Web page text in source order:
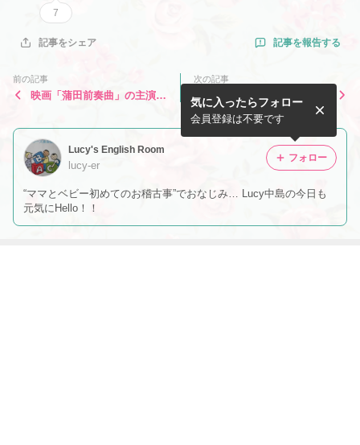
7
記事をシェア 記事を報告する
前の記事
映画「蒲田前奏曲」の主演女
す。昨...
次の記事
生徒さんからのあたたかいお
手紙いただきました全てのレ
ッスンをオンラインレッスン
に切り替...
Lucy's English Room
lucy-er
“ママとベビー初めてのお稽古事”でおなじみ… Lucy中島の今日も
元気にHello！！
気に入ったらフォロー
会員登録は不要です
フォロー